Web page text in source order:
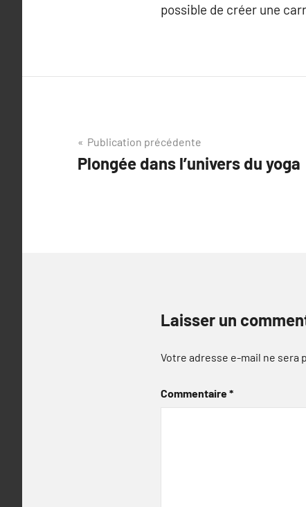
possible de créer une
Navigation
de
Publication précédente
Plongée dans l’univers du yoga
Laisser un
Votre adresse e-mail ne sera
Commentaire*